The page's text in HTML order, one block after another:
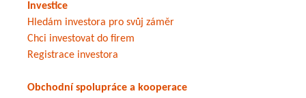
Investice
Hledám investora pro svůj záměr
Chci investovat do firem
Registrace investora
Obchodní spolupráce a kooperace